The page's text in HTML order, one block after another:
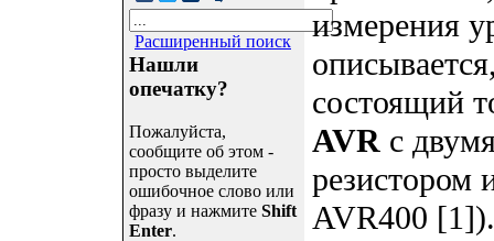
Расширенный поиск
Нашли
опечатку?
Пожалуйста,
сообщите об этом -
просто выделите
ошибочное слово или
фразу и нажмите Shift
Enter.
измерения
состоящий
AVR с
резистором
AVR400 [1]).